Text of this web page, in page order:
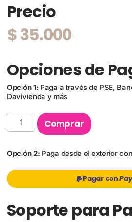
Precio
$35.000
Opciones de
Opción 1: Paga a través de PSE,
Davivienda y más
Comprar
Opción 2: Paga desde el exterior
Pagar con
Soporte para